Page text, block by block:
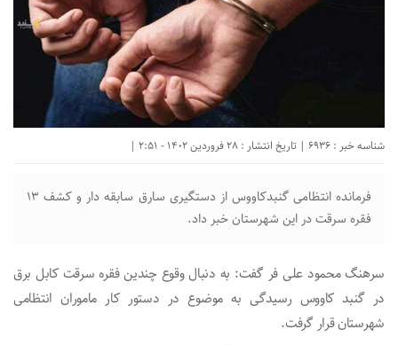
شناسه خبر : 6936 | تاریخ انتشار : 28 فروردین 1402 - 2:51 |
فرمانده انتظامی گنبدکاووس از دستگیری سارق سابقه دار و کشف ۱۳
فقره سرقت در این شهرستان خبر داد.
سرهنگ محمود علی فر گفت: به دنبال وقوع چندین فقره سرقت کابل برق
در گنبد کاووس رسیدگی به موضوع در دستور کار ماموران انتظامی
شهرستان قرار گرفت.